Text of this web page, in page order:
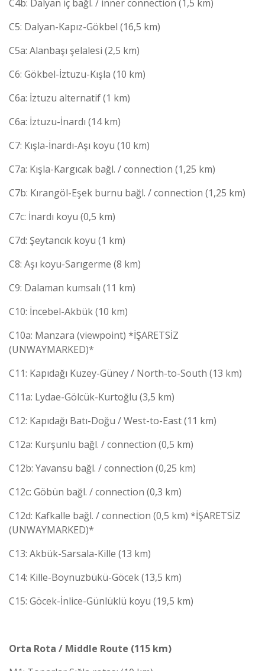
C4b: Dalyan iç bağl. / inner connection (1,5 km)
C5: Dalyan-Kapız-Gökbel (16,5 km)
C5a: Alanbaşı şelalesi (2,5 km)
C6: Gökbel-İztuzu-Kışla (10 km)
C6a: İztuzu alternatif (1 km)
C6a: İztuzu-İnardı (14 km)
C7: Kışla-İnardı-Aşı koyu (10 km)
C7a: Kışla-Kargıcak bağl. / connection (1,25 km)
C7b: Kırangöl-Eşek burnu bağl. / connection (1,25 km)
C7c: İnardı koyu (0,5 km)
C7d: Şeytancık koyu (1 km)
C8: Aşı koyu-Sarıgerme (8 km)
C9: Dalaman kumsalı (11 km)
C10: İncebel-Akbük (10 km)
C10a: Manzara (viewpoint) *İŞARETSİZ
(UNWAYMARKED)*
C11: Kapıdağı Kuzey-Güney / North-to-South (13 km)
C11a: Lydae-Gölcük-Kurtoğlu (3,5 km)
C12: Kapıdağı Batı-Doğu / West-to-East (11 km)
C12a: Kurşunlu bağl. / connection (0,5 km)
C12b: Yavansu bağl. / connection (0,25 km)
C12c: Göbün bağl. / connection (0,3 km)
C12d: Kafkalle bağl. / connection (0,5 km) *İŞARETSİZ
(UNWAYMARKED)*
C13: Akbük-Sarsala-Kille (13 km)
C14: Kille-Boynuzbükü-Göcek (13,5 km)
C15: Göcek-İnlice-Günlüklü koyu (19,5 km)
Orta Rota / Middle Route (115 km)